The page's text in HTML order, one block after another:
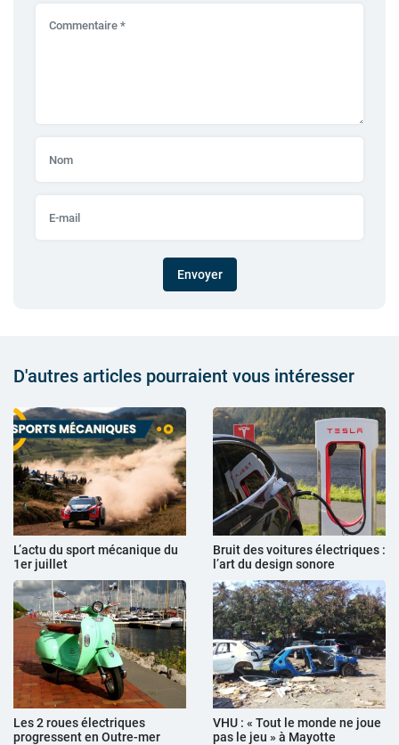
Envoyer
D'autres articles pourraient vous intéresser
L’actu du sport mécanique du
1er juillet
Bruit des voitures électriques :
l’art du design sonore
Les 2 roues électriques
progressent en Outre-mer
VHU : « Tout le monde ne joue
pas le jeu » à Mayotte